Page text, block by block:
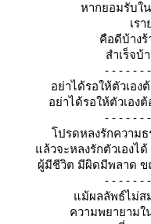
หากยอมรับใ
เร
คือดีบ้างร้
สำเร็จบ้
- - - - - -
อย่าได้รอให้ตัวเอง
อย่าได้รอให้ตัวเอง
- - - - - -
ปรดหลงรักความธ
ล้วจะหลงรักตัวเองไ
ผู้มีชีวิต มีผิดมีพลาด ข
- - - - - -
ม้ผลลัพธ์​ไม่ส
ความพยายามใ